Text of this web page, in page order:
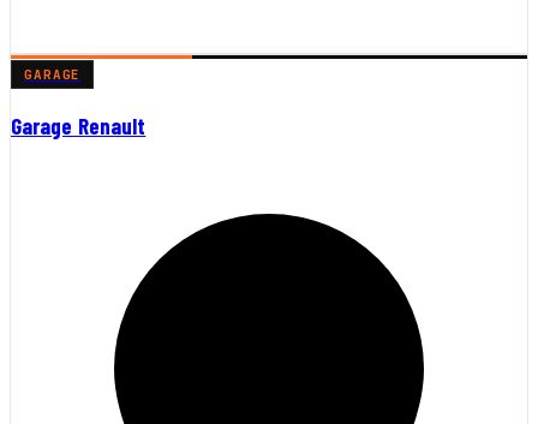
GARAGE
Garage Renault